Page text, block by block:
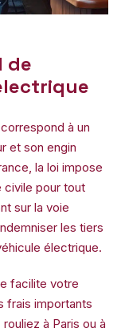
de
à un
et son engin
la loi impose
civile pour tout
sur la voie
les tiers
électrique.
facilite votre
frais importants
à Paris ou à